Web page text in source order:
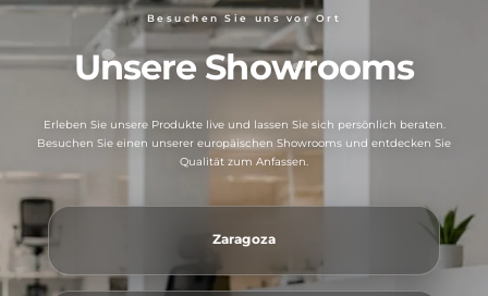
Besuchen Sie uns vor Ort
Unsere Showrooms
Erleben Sie unsere Produkte live und lassen Sie sich persönlich beraten.
Besuchen Sie einen unserer europäischen Showrooms und entdecken Sie
Qualität zum Anfassen.
Zaragoza